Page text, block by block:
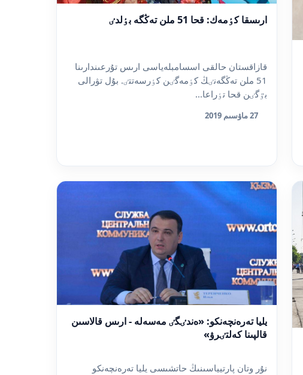
ارىسقا كٶمەك: قحا 51 ملن تەڭگە بٶلدٸ
قازاقستان حالقى اسسامبلەياسى ارىس تۇرعىندارىنا
51 ملن تەڭگەنٸڭ كٶمەگٸن كٶرسەتتٸ. بۇل تۋرالى
بٷگٸن قحا تٶراعا...
27 ماۋسىم 2019
يليا تەرەنچەنكو: «ەندٸگٸ مەسەلە - ارىس قالاسىن
قالپىنا كەلتٸرۋ»
نۇر وتان پارتيياسىنىڭ حاتشىسى يليا تەرەنچەنكو